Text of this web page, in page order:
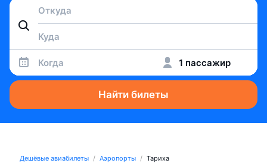
Когда 1 пассажир
Найти билеты
Дешёвые авиабилеты Аэропорты Тариха